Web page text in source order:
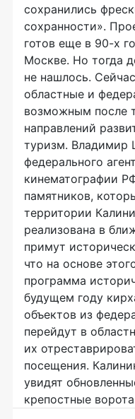
сохранились
сохранности».
готов еще в 90-х
Москве. Но тогда
не нашлось.
областные и
возможным после
направлений
туризм. Владимир
федерального
кинематографии
памятников,
территории
реализована в
примут
что на основе
программа
будущем году
объектов из
перейдут в
их
посещения.
увидят
крепостные